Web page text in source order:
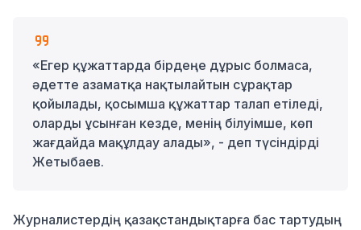
«Егер құжаттарда бірдеңе дұрыс болмаса,
әдетте азаматқа нақтылайтын сұрақтар
қойылады, қосымша құжаттар талап етіледі,
оларды ұсынған кезде, менің білуімше, көп
жағдайда мақұлдау алады», - деп түсіндірді
Жетыбаев.
Журналистердің қазақстандықтарға бас тартудың